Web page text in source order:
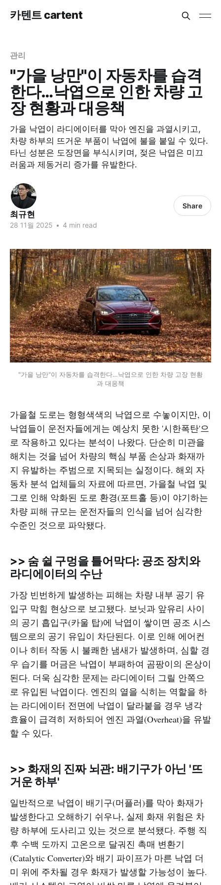
카텐트 cartent
관리
"가을 낭만"이 자동차를 습격
한다…낙엽으로 인한 차량 고
장 현황과 대응책
가을 낙엽이 라디에이터를 막아 엔진을 과열시키고,
차량 하부의 뜨거운 부품이 낙엽에 불을 붙일 수 있다.
타닌 성분은 도장면을 부식시키며, 젖은 낙엽은 미끄
러움과 제동거리 증가를 유발한다.
최규현
28 11월 2025 • 4 min read
Share
"가을 낭만"이 자동차를 습격한다…낙엽으로 인한 차량 고장 현황
과 대응책
가을철 도로는 형형색색의 낙엽으로 수놓이지만, 이
낙엽들이 운전자들에게는 예상치 못한 '시한폭탄'으
로 작용하고 있다는 분석이 나왔다. 단순히 미관을
해치는 것을 넘어 차량의 핵심 부품 손상과 화재까
지 유발하는 주범으로 지목되는 실정이다. 해외 자
동차 분석 업체들의 자료에 따르면, 가을철 낙엽 및
그로 인해 악화된 도로 환경(포트홀 등)이 야기하는
차량 피해 규모는 운전자들의 인식을 넘어 심각한
수준인 것으로 파악됐다.
>> 숨 쉴 구멍을 틀어막다: 공조 장치와
라디에이터의 수난
가장 빈번하게 발생하는 피해는 차량 내부 공기 유
입구 막힘 현상으로 보고됐다. 보닛과 앞유리 사이
의 공기 흡입구(카울 탑)에 낙엽이 쌓이면 공조 시스
템으로의 공기 유입이 차단된다. 이로 인해 에어컨
이나 히터 작동 시 불쾌한 냄새가 발생하며, 심할 경
우 습기를 머금은 낙엽이 부패하여 곰팡이의 온상이
된다. 더욱 심각한 문제는 라디에이터 그릴 안쪽으
로 유입된 낙엽이다. 엔진의 열을 식히는 역할을 하
는 라디에이터 전면에 낙엽이 달라붙을 경우 냉각
효율이 급격히 저하되어 엔진 과열(Overheat)을 유발
할 수 있다.
>> 화재의 진짜 뇌관: 배기구가 아닌 '뜨
거운 하부'
일반적으로 낙엽이 배기구(머플러)를 막아 화재가
발생한다고 오해하기 쉬우나, 실제 화재 위험은 차
량 하부에 도사리고 있는 것으로 분석됐다. 주행 직
후 수백 도까지 고온으로 달궈진 촉매 변환기
(Catalytic Converter)와 배기 파이프가 마른 낙엽 더
미 위에 주차될 경우 화재가 발생할 가능성이 높다.